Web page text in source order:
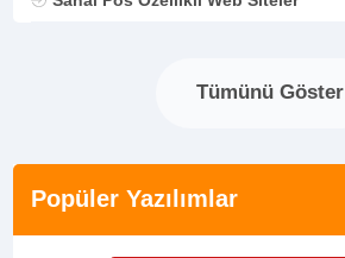
Tümünü Göster
Popüler Yazılımlar